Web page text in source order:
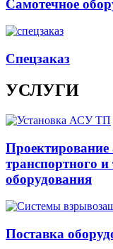
Самотечное
Спецзаказ
УСЛУГИ
Проектирование
транспортного и
оборудования
Поставка